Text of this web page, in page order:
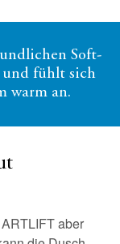
Soft-
und fühlt sich
warm an.
aber